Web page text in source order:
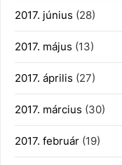
2017. június (28)
2017. május (13)
2017. április (27)
2017. március (30)
2017. február (19)